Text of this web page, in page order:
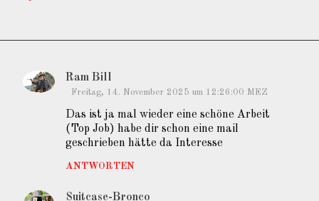
K
Ram Bill
Freitag, 14. November 2025 um 12:26:00 MEZ
Das ist ja mal wieder eine schöne Arbeit
(Top Job) habe dir schon eine mail
geschrieben hätte da Interesse
ANTWORTEN
Suitcase-Bronco